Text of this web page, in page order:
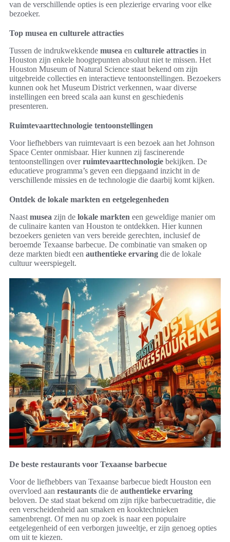
van de verschillende opties is een plezierige ervaring voor elke
bezoeker.
Top musea en culturele attracties
Tussen de indrukwekkende musea en culturele attracties in
Houston zijn enkele hoogtepunten absoluut niet te missen. Het
Houston Museum of Natural Science staat bekend om zijn
uitgebreide collecties en interactieve tentoonstellingen. Bezoekers
kunnen ook het Museum District verkennen, waar diverse
instellingen een breed scala aan kunst en geschiedenis
presenteren.
Ruimtevaarttechnologie tentoonstellingen
Voor liefhebbers van ruimtevaart is een bezoek aan het Johnson
Space Center onmisbaar. Hier kunnen zij fascinerende
tentoonstellingen overruimtevaarttechnologie bekijken. De
educatieve programma’s geven een diepgaand inzicht in de
verschillende missies en de technologie die daarbij komt kijken.
Ontdek de lokale markten en eetgelegenheden
Naast musea zijn de lokale markten een geweldige manier om
de culinaire kanten van Houston te ontdekken. Hier kunnen
bezoekers genieten van vers bereide gerechten, inclusief de
beroemde Texaanse barbecue. De combinatie van smaken op
deze markten biedt een authentieke ervaring die de lokale
cultuur weerspiegelt.
De beste restaurants voor Texaanse barbecue
Voor de liefhebbers van Texaanse barbecue biedt Houston een
overvloed aan restaurants die de authentieke ervaring
beloven. De stad staat bekend om zijn rijke barbecuetraditie, die
een verscheidenheid aan smaken en kooktechnieken
samenbrengt. Of men nu op zoek is naar een populaire
eetgelegenheid of een verborgen juweeltje, er zijn genoeg opties
om uit te kiezen.